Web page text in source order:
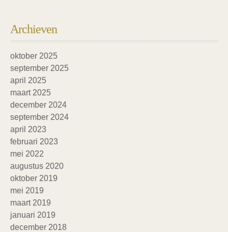
Archieven
oktober 2025
september 2025
april 2025
maart 2025
december 2024
september 2024
april 2023
februari 2023
mei 2022
augustus 2020
oktober 2019
mei 2019
maart 2019
januari 2019
december 2018